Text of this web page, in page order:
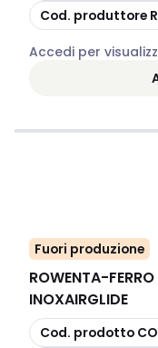
copia
Cod. produttore
Accedi per
Fuori produzione
ROWENTA-
INOXAIRGLIDE
copia
Cod. prodotto